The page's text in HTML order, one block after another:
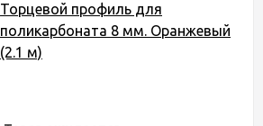
Торцевой профиль для
поликарбоната 8 мм. Оранжевый
(2.1 м)